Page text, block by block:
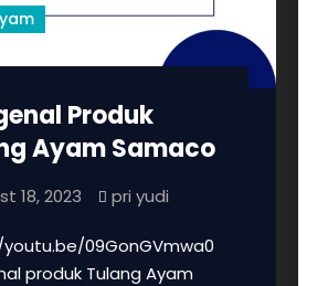
Produk
Ayam Samaco
18, 2023 pri yudi
09GonGVmwa0
produk Tulang Ayam